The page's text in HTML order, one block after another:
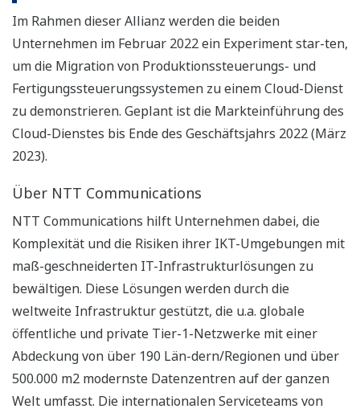
Im Rahmen dieser Allianz werden die beiden
Unternehmen im Februar 2022 ein Experiment star-ten,
um die Migration von Produktionssteuerungs- und
Fertigungssteuerungssystemen zu einem Cloud-Dienst
zu demonstrieren. Geplant ist die Markteinführung des
Cloud-Dienstes bis Ende des Geschäftsjahrs 2022 (März
2023).
Über NTT Communications
NTT Communications hilft Unternehmen dabei, die
Komplexität und die Risiken ihrer IKT-Umgebungen mit
maß-geschneiderten IT-Infrastrukturlösungen zu
bewältigen. Diese Lösungen werden durch die
weltweite Infrastruktur gestützt, die u.a. globale
öffentliche und private Tier-1-Netzwerke mit einer
Abdeckung von über 190 Län-dern/Regionen und über
500.000 m2 modernste Datenzentren auf der ganzen
Welt umfasst. Die internationalen Serviceteams von